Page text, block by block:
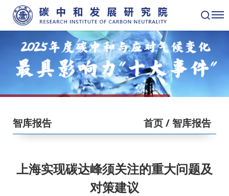
智库报告 首页/ 智库报告
上海实现碳达峰须关注的重大问题及
对策建议